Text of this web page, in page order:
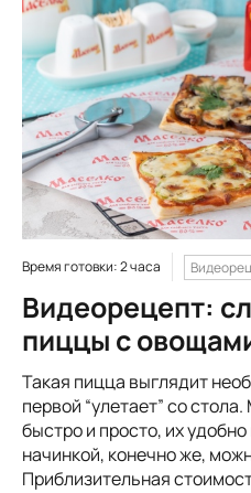
Время готовки: 2 часа
Видеорецепт:
пиццы с
Такая пицца выглядит
первой “улетает” со
быстро и просто, их
начинкой, конечно же,
Приблизительная